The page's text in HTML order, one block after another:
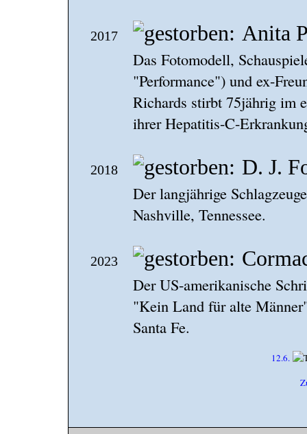
2017 Anita
Das Fotomodell,
"Performance") und ex-
Richards stirbt 75jährig im
ihrer Hepatitis-C-
2018 D. J.
Der langjährige
Nashville, Tennessee.
2023
Der US-amerikanische
"Kein Land für alte
Santa Fe.
12.6.